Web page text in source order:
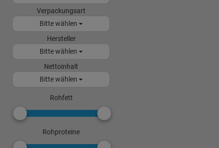
Verpackungsart
Bitte wählen
Hersteller
Bitte wählen
Nettoinhalt
Bitte wählen
Rohfett
Rohproteine